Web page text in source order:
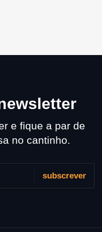
e fique a par de
no cantinho.